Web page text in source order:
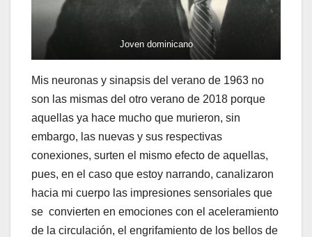
Joven dominicano
Mis neuronas y sinapsis del verano de 1963 no
son las mismas del otro verano de 2018 porque
aquellas ya hace mucho que murieron, sin
embargo, las nuevas y sus respectivas
conexiones, surten el mismo efecto de aquellas,
pues, en el caso que estoy narrando, canalizaron
hacia mi cuerpo las impresiones sensoriales que
se convierten en emociones con el aceleramiento
de la circulación, el engrifamiento de los bellos de